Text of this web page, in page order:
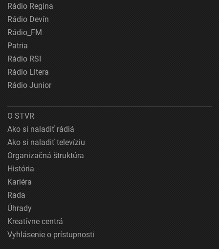
Rádio Regina
Rádio Devín
Rádio_FM
Patria
Rádio RSI
Rádio Litera
Rádio Junior
O STVR
Ako si naladiť rádiá
Ako si naladiť televíziu
Organizačná štruktúra
História
Kariéra
Rada
Úhrady
Kreatívne centrá
Vyhlásenie o prístupnosti